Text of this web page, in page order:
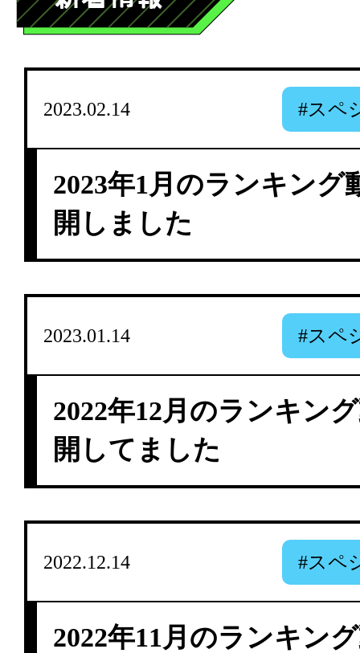
2023.02.14 #スペ
2023年1月のランキング
開しました
2023.01.14 #スペ
2022年12月のランキン
開してました
2022.12.14 #スペ
2022年11月のランキン